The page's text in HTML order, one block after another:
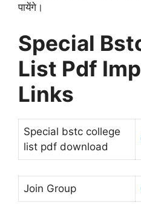
पायेंगे।
Special
List Pdf
Links
Special bstc college
list pdf download
Join Group